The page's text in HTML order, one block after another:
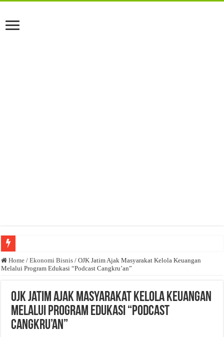
Anda butuh promosi usaha? Kontak ke Email redaksi@bisnisnasional.com
Dibutuhkan Marketing. Lamaran di-email ke redaksi@bisnisnasional.com
Home / Ekonomi Bisnis / OJK Jatim Ajak Masyarakat Kelola Keuangan
Melalui Program Edukasi “Podcast Cangkru’an”
OJK Jatim Ajak Masyarakat Kelola Keuangan
Melalui Program Edukasi “Podcast
Cangkru’an”